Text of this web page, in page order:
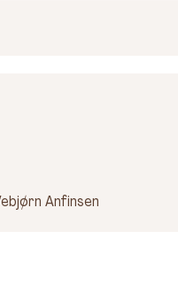
Anfinsen